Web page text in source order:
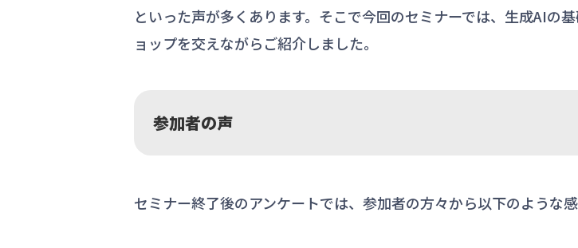
といった声が多くあります。そこで今回のセミナーでは、生成AIの
ョップを交えながらご紹介しました。
参加者の声
セミナー終了後のアンケートでは、参加者の方々から以下のような